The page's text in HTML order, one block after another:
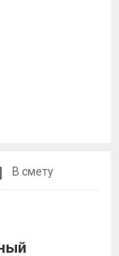
В смету